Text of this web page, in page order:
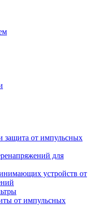
от импульсных
для
устройств от
от импульсных